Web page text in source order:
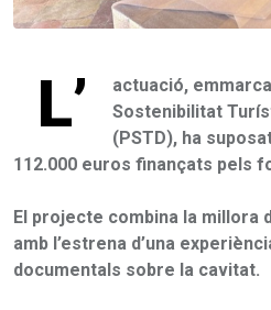
L’
actuació,
Sostenibilitat
(PSTD), ha
112.000 euros finançats pels
El projecte combina la millora
amb l’estrena d’una
documentals sobre la cavitat.